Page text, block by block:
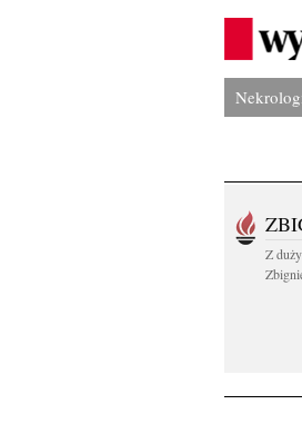
Z